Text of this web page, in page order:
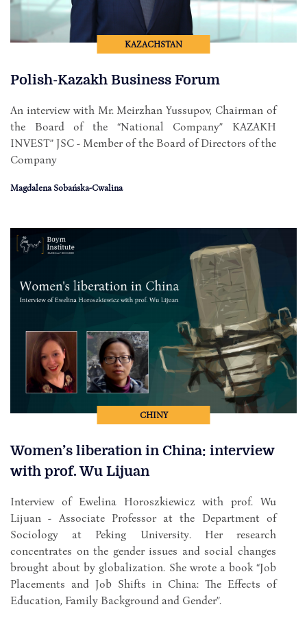
KAZACHSTAN
Polish-Kazakh Business Forum
An interview with Mr. Meirzhan Yussupov, Chairman of
the Board of the “National Company” KAZAKH
INVEST” JSC - Member of the Board of Directors of the
Company
Magdalena Sobańska-Cwalina
CHINY
Women’s liberation in China: interview
with prof. Wu Lijuan
Interview of Ewelina Horoszkiewicz with prof. Wu
Lijuan - Associate Professor at the Department of
Sociology at Peking University. Her research
concentrates on the gender issues and social changes
brought about by globalization. She wrote a book “Job
Placements and Job Shifts in China: The Effects of
Education, Family Background and Gender”.